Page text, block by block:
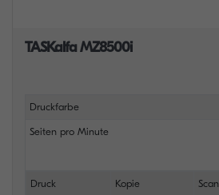
TASKalfa MZ8500i
Druckfarbe
Seiten pro Minute
Druck Kopie Scan